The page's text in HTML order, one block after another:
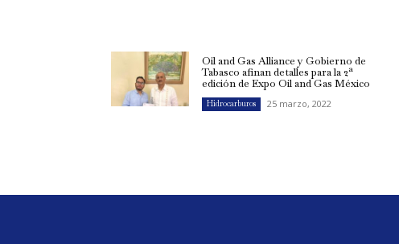
Oil and Gas Alliance y Gobierno de
Tabasco afinan detalles para la 2ª
edición de Expo Oil and Gas México
Hidrocarburos 25 marzo, 2022